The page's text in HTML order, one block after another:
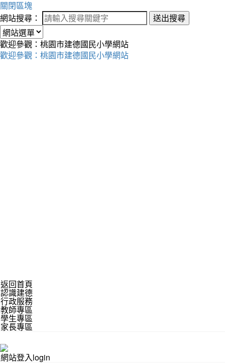
關閉區塊
網站搜尋：
送出搜尋
歡迎參觀：桃園市建德國民小學網站
歡迎參觀：桃園市建德國民小學網站
返回首頁
認識建德
行政服務
教師專區
學生專區
家長專區
網站登入login